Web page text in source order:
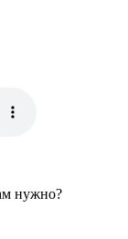
нужно?